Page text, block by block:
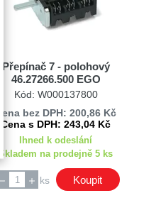
Přepínač 7 - polohový
46.27266.500 EGO
Kód: W000137800
Cena bez DPH: 200,86 Kč
Cena s DPH: 243,04 Kč
Ihned k odeslání
Skladem na prodejně 5 ks
ks Koupit